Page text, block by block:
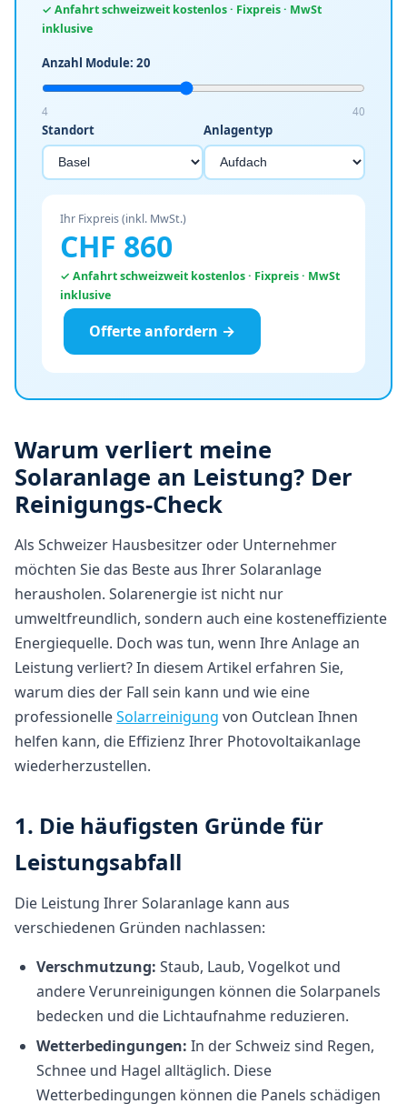
✓ Anfahrt schweizweit kostenlos · Fixpreis · MwSt
inklusive
Anzahl Module: 20
4 40
Standort Anlagentyp
Ihr Fixpreis (inkl. MwSt.)
CHF 860
✓ Anfahrt schweizweit kostenlos · Fixpreis · MwSt
inklusive
Offerte anfordern →
Warum verliert meine
Solaranlage an Leistung? Der
Reinigungs-Check
Als Schweizer Hausbesitzer oder Unternehmer
möchten Sie das Beste aus Ihrer Solaranlage
herausholen. Solarenergie ist nicht nur
umweltfreundlich, sondern auch eine kosteneffiziente
Energiequelle. Doch was tun, wenn Ihre Anlage an
Leistung verliert? In diesem Artikel erfahren Sie,
warum dies der Fall sein kann und wie eine
professionelleSolarreinigung von Outclean Ihnen
helfen kann, die Effizienz Ihrer Photovoltaikanlage
wiederherzustellen.
1. Die häufigsten Gründe für
Leistungsabfall
Die Leistung Ihrer Solaranlage kann aus
verschiedenen Gründen nachlassen:
Verschmutzung: Staub, Laub, Vogelkot und
andere Verunreinigungen können die Solarpanels
bedecken und die Lichtaufnahme reduzieren.
Wetterbedingungen: In der Schweiz sind Regen,
Schnee und Hagel alltäglich. Diese
Wetterbedingungen können die Panels schädigen